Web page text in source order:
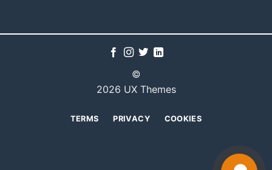
©
2026 UX Themes
TERMS PRIVACY COOKIES